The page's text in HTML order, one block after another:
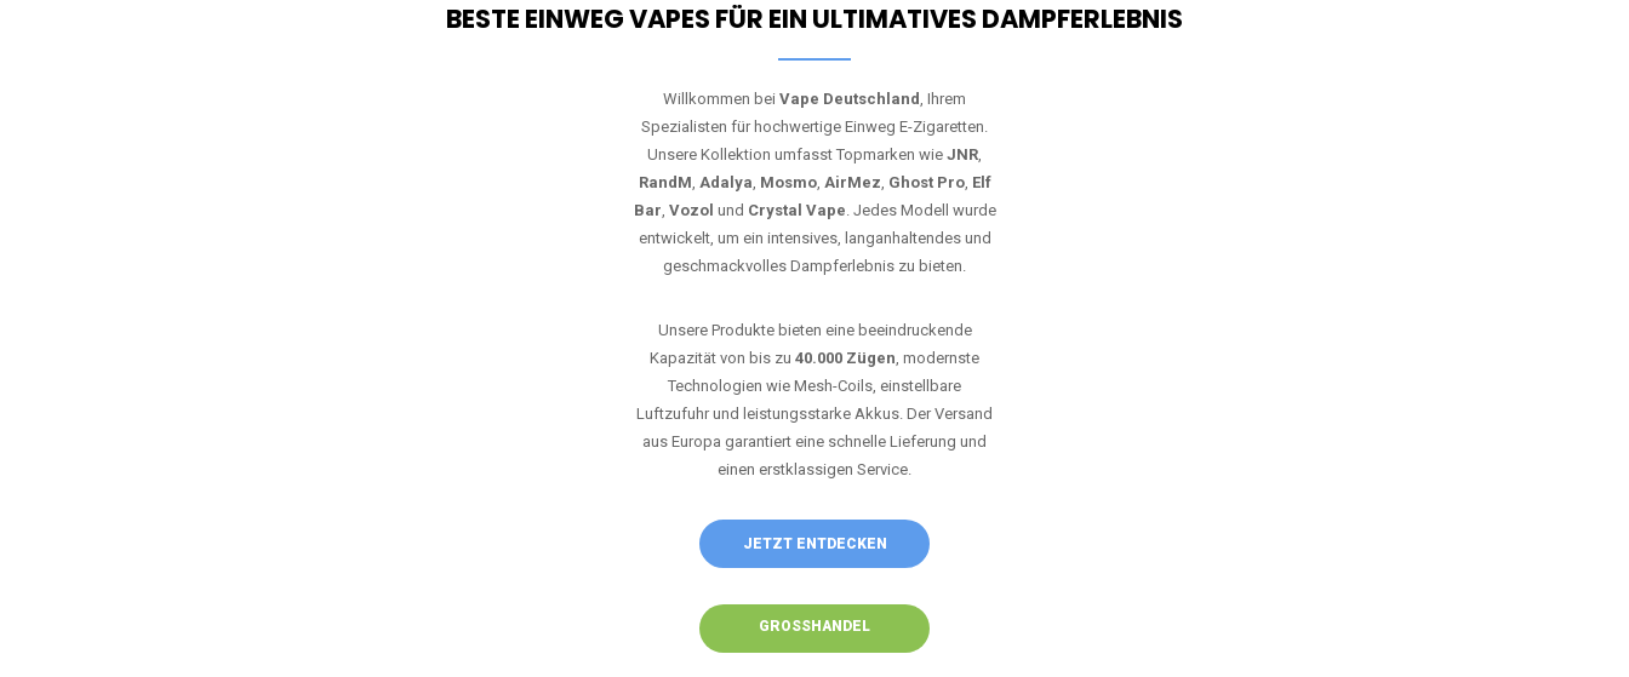
BESTE EINWEG VAPES FÜR EIN ULTIMATIVES DAMPFERLEBNIS
Willkommen bei Vape Deutschland, Ihrem
Spezialisten für hochwertige Einweg E-Zigaretten.
Unsere Kollektion umfasst Topmarken wie JNR,
RandM, Adalya, Mosmo, AirMez, Ghost Pro, Elf
Bar, Vozol und Crystal Vape. Jedes Modell wurde
entwickelt, um ein intensives, langanhaltendes und
geschmackvolles Dampferlebnis zu bieten.
Unsere Produkte bieten eine beeindruckende
Kapazität von bis zu 40.000 Zügen, modernste
Technologien wie Mesh-Coils, einstellbare
Luftzufuhr und leistungsstarke Akkus. Der Versand
aus Europa garantiert eine schnelle Lieferung und
einen erstklassigen Service.
JETZT ENTDECKEN
GROSSHANDEL